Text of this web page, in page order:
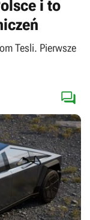
i to
Tesli. Pierwsze
